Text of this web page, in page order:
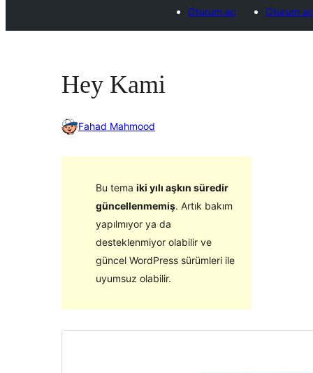
Oturum aç
Oturum aç
Hey Kami
Fahad Mahmood
Bu tema iki yılı aşkın süredir
güncellenmemiş. Artık bakım
yapılmıyor ya da
desteklenmiyor olabilir ve
güncel WordPress sürümleri ile
uyumsuz olabilir.